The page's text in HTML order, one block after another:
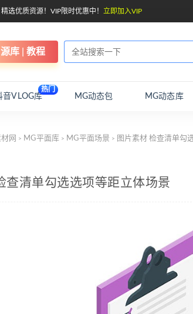
选优质资源！VIP限时优惠中！ 立即加入VIP
源库 | 教程
音VLOG库
热门
MG动态包 MG动态库
网 > MG平面库 > MG平面场景 > 图片素材 检查清单勾
查清单勾选选项等距立体场景